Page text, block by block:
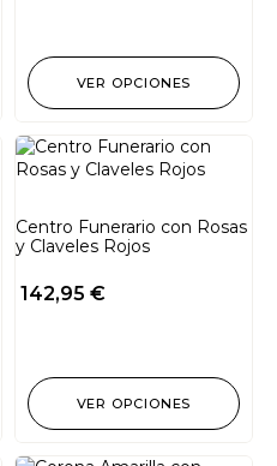
VER OPCIONES
Centro Funerario con Rosas
y Claveles Rojos
142,95 €
VER OPCIONES